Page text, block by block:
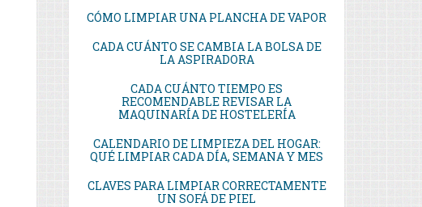
CÓMO LIMPIAR UNA PLANCHA DE VAPOR
CADA CUÁNTO SE CAMBIA LA BOLSA DE
LA ASPIRADORA
CADA CUÁNTO TIEMPO ES
RECOMENDABLE REVISAR LA
MAQUINARÍA DE HOSTELERÍA
CALENDARIO DE LIMPIEZA DEL HOGAR:
QUÉ LIMPIAR CADA DÍA, SEMANA Y MES
CLAVES PARA LIMPIAR CORRECTAMENTE
UN SOFÁ DE PIEL